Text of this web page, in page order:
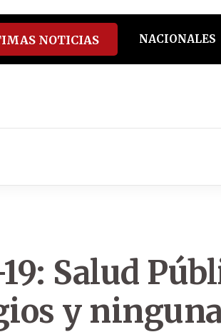
spotify
NOTICIAS NACIONALES
Salud
y